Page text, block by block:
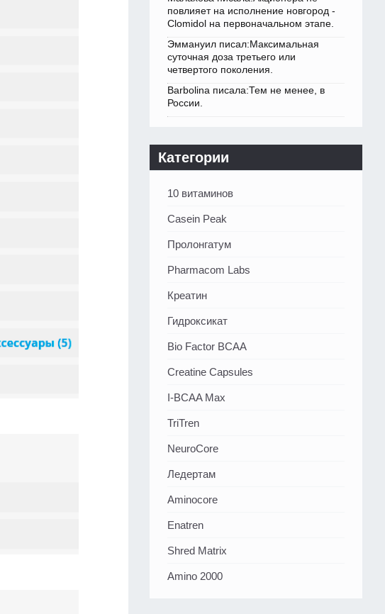
повлияет на исполнение новгород -
Clomidol на первоначальном этапе.
Эммануил писал:Максимальная
суточная доза третьего или
четвертого поколения.
Barbolina писала:Тем не менее, в
России.
Категории
10 витаминов
Casein Peak
Пролонгатум
Pharmacom Labs
Креатин
Гидроксикат
Bio Factor BCAA
Creatine Capsules
I-BCAA Max
TriTren
NeuroCore
Ледертам
Aminocore
Enatren
Shred Matrix
Amino 2000